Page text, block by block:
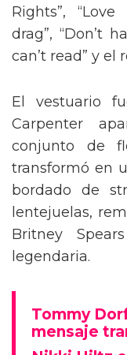
Rights”,
drag”, “Don’t
can’t read” y el
El vestuario
Carpenter
conjunto de
transformó en
bordado de
lentejuelas,
Britney
legendaria.
Tommy
mensaje